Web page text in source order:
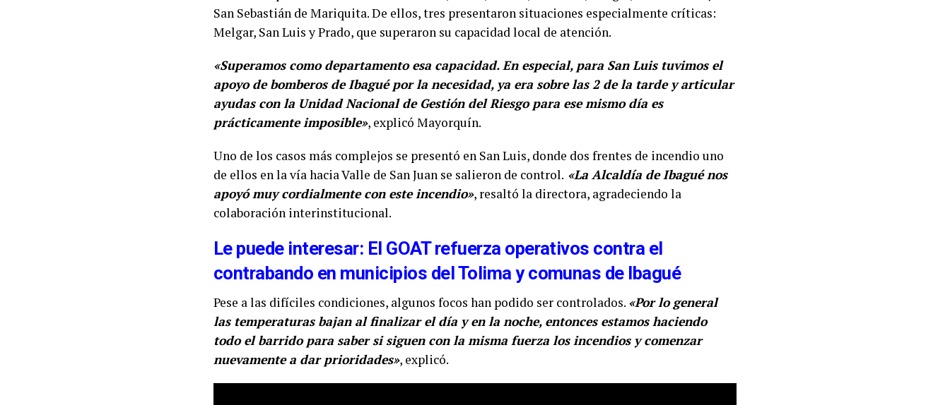
San Sebastián de Mariquita. De ellos, tres presentaron situaciones especialmente críticas:
Melgar, San Luis y Prado, que superaron su capacidad local de atención.
«Superamos como departamento esa capacidad. En especial, para San Luis tuvimos el
apoyo de bomberos de Ibagué por la necesidad, ya era sobre las 2 de la tarde y articular
ayudas con la Unidad Nacional de Gestión del Riesgo para ese mismo día es
prácticamente imposible», explicó Mayorquín.
Uno de los casos más complejos se presentó en San Luis, donde dos frentes de incendio uno
de ellos en la vía hacia Valle de San Juan se salieron de control. «La Alcaldía de Ibagué nos
apoyó muy cordialmente con este incendio», resaltó la directora, agradeciendo la
colaboración interinstitucional.
Le puede interesar: El GOAT refuerza operativos contra el
contrabando en municipios del Tolima y comunas de Ibagué
Pese a las difíciles condiciones, algunos focos han podido ser controlados. «Por lo general
las temperaturas bajan al finalizar el día y en la noche, entonces estamos haciendo
todo el barrido para saber si siguen con la misma fuerza los incendios y comenzar
nuevamente a dar prioridades», explicó.